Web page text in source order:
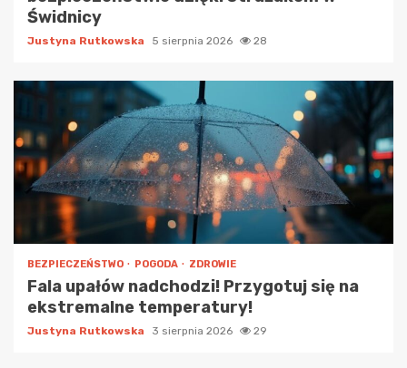
Świdnicy
Justyna Rutkowska 5 sierpnia 2026 28
BEZPIECZEŃSTWO POGODA ZDROWIE
Fala upałów nadchodzi! Przygotuj się na
ekstremalne temperatury!
Justyna Rutkowska 3 sierpnia 2026 29